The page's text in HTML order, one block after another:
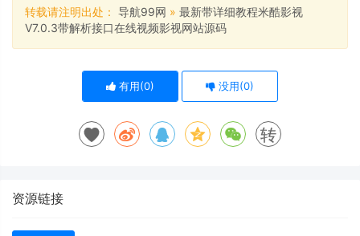
转载请注明出处： 导航99网 » 最新带详细教程米酷影视
V7.0.3带解析接口在线视频影视网站源码
有用(0) 没用(0)
转
资源链接